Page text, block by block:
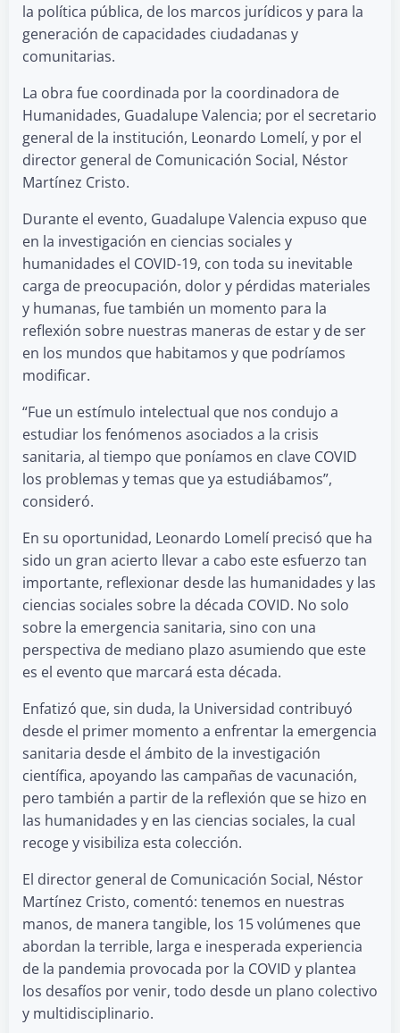
la política pública, de los marcos jurídicos y para la
generación de capacidades ciudadanas y
comunitarias.
La obra fue coordinada por la coordinadora de
Humanidades, Guadalupe Valencia; por el secretario
general de la institución, Leonardo Lomelí, y por el
director general de Comunicación Social, Néstor
Martínez Cristo.
Durante el evento, Guadalupe Valencia expuso que
en la investigación en ciencias sociales y
humanidades el COVID-19, con toda su inevitable
carga de preocupación, dolor y pérdidas materiales
y humanas, fue también un momento para la
reflexión sobre nuestras maneras de estar y de ser
en los mundos que habitamos y que podríamos
modificar.
“Fue un estímulo intelectual que nos condujo a
estudiar los fenómenos asociados a la crisis
sanitaria, al tiempo que poníamos en clave COVID
los problemas y temas que ya estudiábamos”,
consideró.
En su oportunidad, Leonardo Lomelí precisó que ha
sido un gran acierto llevar a cabo este esfuerzo tan
importante, reflexionar desde las humanidades y las
ciencias sociales sobre la década COVID. No solo
sobre la emergencia sanitaria, sino con una
perspectiva de mediano plazo asumiendo que este
es el evento que marcará esta década.
Enfatizó que, sin duda, la Universidad contribuyó
desde el primer momento a enfrentar la emergencia
sanitaria desde el ámbito de la investigación
científica, apoyando las campañas de vacunación,
pero también a partir de la reflexión que se hizo en
las humanidades y en las ciencias sociales, la cual
recoge y visibiliza esta colección.
El director general de Comunicación Social, Néstor
Martínez Cristo, comentó: tenemos en nuestras
manos, de manera tangible, los 15 volúmenes que
abordan la terrible, larga e inesperada experiencia
de la pandemia provocada por la COVID y plantea
los desafíos por venir, todo desde un plano colectivo
y multidisciplinario.